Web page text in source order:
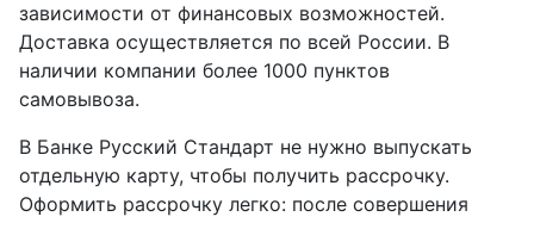
зависимости от финансовых возможностей.
Доставка осуществляется по всей России. В
наличии компании более 1000 пунктов
самовывоза.
В Банке Русский Стандарт не нужно выпускать
отдельную карту, чтобы получить рассрочку.
Оформить рассрочку легко: после совершения